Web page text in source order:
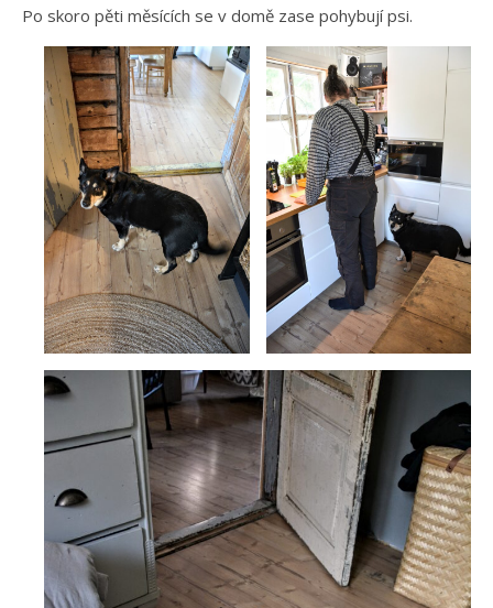
Po skoro pěti měsících se v domě zase pohybují psi.